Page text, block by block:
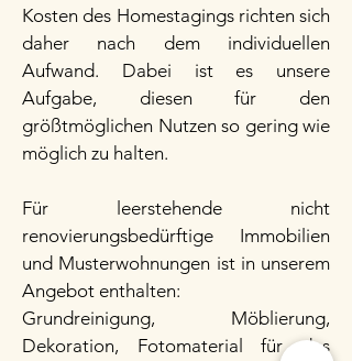
Kosten des Homestagings richten sich
daher nach dem individuellen
Aufwand. Dabei ist es unsere
Aufgabe, diesen für den
größtmöglichen Nutzen so gering wie
möglich zu halten.
Für leerstehende nicht
renovierungsbedürftige Immobilien
und Musterwohnungen ist in unserem
Angebot enthalten:
Grundreinigung, Möblierung,
Dekoration, Fotomaterial für das